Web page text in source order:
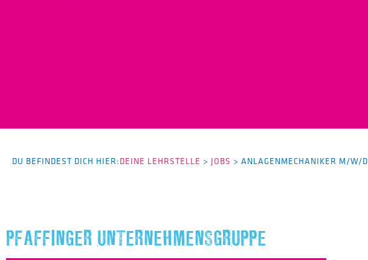
DU BEFINDEST DICH HIER:DEINE LEHRSTELLE > JOBS > ANLAGENMECHANIKER M/W/D
PFAFFINGER UNTERNEHMENSGRUPPE